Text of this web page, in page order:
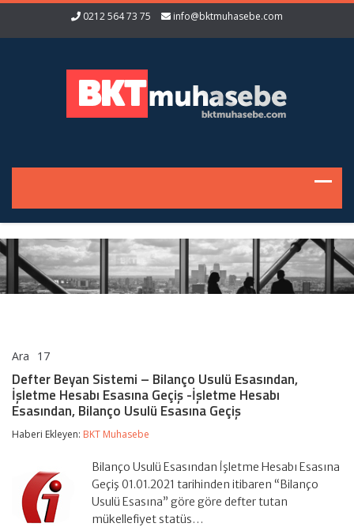
0212 564 73 75 info@bktmuhasebe.com
Ara 17
Sistemi
–
Bilanço
Esasından,
Hesabı
Esasına
-İşletme
Hesabı
Defter Beyan Sistemi – Bilanço Usulü Esasından,
İşletme Hesabı Esasına Geçiş -İşletme Hesabı
Esasından, Bilanço Usulü Esasına Geçiş
Haberi Ekleyen: BKT Muhasebe
Bilanço Usulü Esasından İşletme Hesabı Esasına
Geçiş 01.01.2021 tarihinden itibaren “Bilanço
Usulü Esasına” göre göre defter tutan
mükellefiyet statüs…